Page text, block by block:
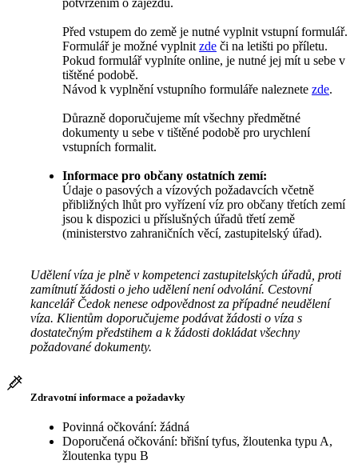
Před vstupem do země je nutné vyplnit vstupní formulář.
Formulář je možné vyplnit zde či na letišti po příletu.
Pokud formulář vyplníte online, je nutné jej mít u sebe v
tištěné podobě.
Návod k vyplnění vstupního formuláře naleznete zde.
Důrazně doporučujeme mít všechny předmětné
dokumenty u sebe v tištěné podobě pro urychlení
vstupních formalit.
Informace pro občany ostatních zemí:
Údaje o pasových a vízových požadavcích včetně
přibližných lhůt pro vyřízení víz pro občany třetích zemí
jsou k dispozici u příslušných úřadů třetí země
(ministerstvo zahraničních věcí, zastupitelský úřad).
Udělení víza je plně v kompetenci zastupitelských úřadů, proti
zamítnutí žádosti o jeho udělení není odvolání. Cestovní
kancelář Čedok nenese odpovědnost za případné neudělení
víza. Klientům doporučujeme podávat žádosti o víza s
dostatečným předstihem a k žádosti dokládat všechny
požadované dokumenty.
Zdravotní informace a požadavky
Povinná očkování: žádná
Doporučená očkování: břišní tyfus, žloutenka typu A,
žloutenka typu B